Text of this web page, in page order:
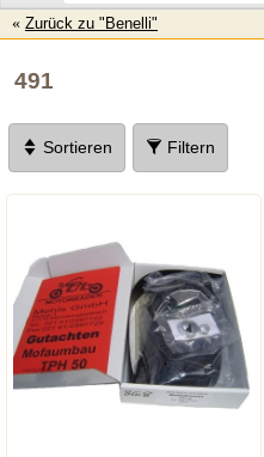
Zurück zu "Benelli"
491
Sortieren Filtern